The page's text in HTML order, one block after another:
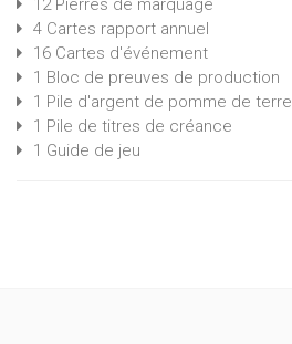
12 Pierres de marquage
4 Cartes rapport annuel
16 Cartes d'événement
1 Bloc de preuves de production
1 Pile d'argent de pomme de terre
1 Pile de titres de créance
1 Guide de jeu